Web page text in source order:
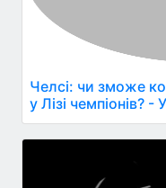
Челсі: чи зможе
у Лізі чемпіонів? -